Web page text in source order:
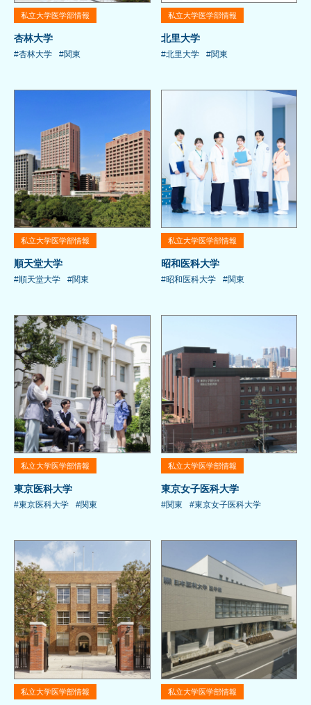
私立大学医学部情報
杏林大学
#杏林大学 #関東
私立大学医学部情報
北里大学
#北里大学 #関東
私立大学医学部情報
順天堂大学
#順天堂大学 #関東
私立大学医学部情報
昭和医科大学
#昭和医科大学 #関東
私立大学医学部情報
東京医科大学
#東京医科大学 #関東
私立大学医学部情報
東京女子医科大学
#関東 #東京女子医科大学
私立大学医学部情報 私立大学医学部情報